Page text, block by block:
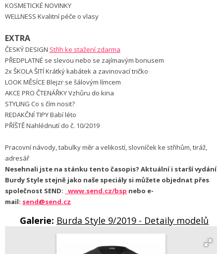
KOSMETICKÉ NOVINKY
WELLNESS Kvalitní péče o vlasy
EXTRA
ČESKÝ DESIGN Střih ke stažení zdarma
PŘEDPLATNÉ se slevou nebo se zajímavým bonusem
2x ŠKOLA ŠITÍ Krátký kabátek a zavinovací tričko
LOOK MĚSÍCE Blejzr se šálovým límcem
AKCE PRO ČTENÁŘKY Vzhůru do kina
STYLING Co s čím nosit?
REDAKČNÍ TIPY Babí léto
PŘÍŠTĚ Nahlédnutí do č. 10/2019
Pracovní návody, tabulky měr a velikostí, slovníček ke střihům, tiráž,
adresář
Nesehnali jste na stánku tento časopis? Aktuální i starší vydání
Burdy Style stejně jako naše speciály si můžete objednat přes
společnost SEND: www.send.cz/bsp nebo e-
mail: send@send.cz
Galerie: Burda Style 9/2019 - Detaily modelů